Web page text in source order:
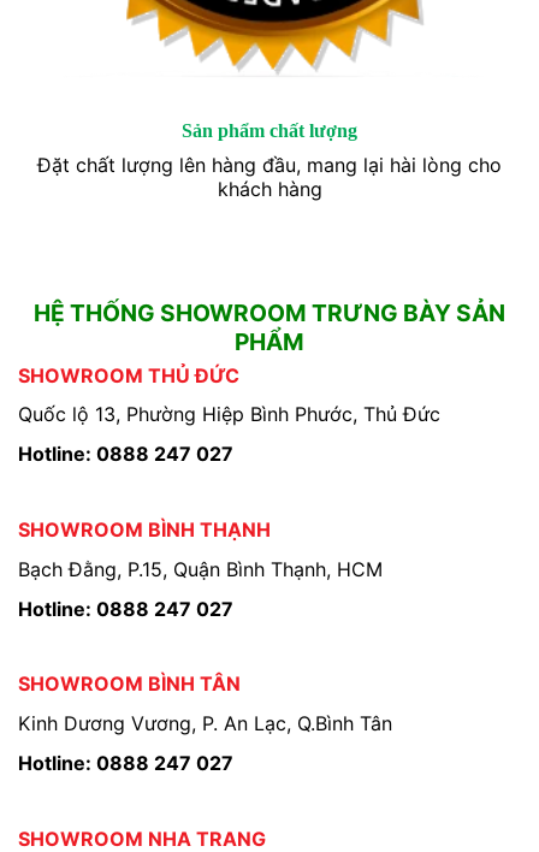
Sản phẩm chất lượng
Đặt chất lượng lên hàng đầu, mang lại hài lòng cho
khách hàng
HỆ THỐNG SHOWROOM TRƯNG BÀY SẢN
PHẨM
SHOWROOM THỦ ĐỨC
Quốc lộ 13, Phường Hiệp Bình Phước, Thủ Đức
Hotline: 0888 247 027
SHOWROOM BÌNH THẠNH
Bạch Đằng, P.15, Quận Bình Thạnh, HCM
Hotline: 0888 247 027
SHOWROOM BÌNH TÂN
Kinh Dương Vương, P. An Lạc, Q.Bình Tân
Hotline: 0888 247 027
SHOWROOM NHA TRANG